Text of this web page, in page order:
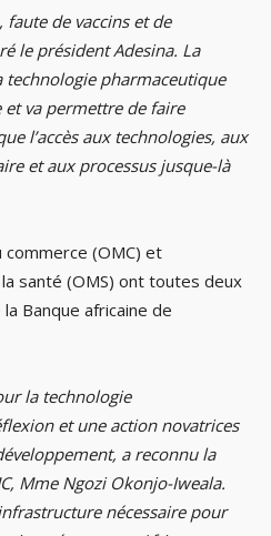
de vaccins et de
le président Adesina. La
pharmaceutique
va permettre de faire
l’accès aux technologies, aux
et aux processus jusque-là
commerce (OMC) et
santé (OMS) ont toutes deux
Banque africaine de
la technologie
et une action novatrices
a reconnu la
Mme Ngozi Okonjo-Iweala.
nécessaire pour